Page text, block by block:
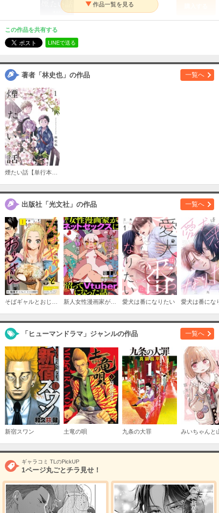
必要ポイント：
購入する
5
必要ポイント：
購入する
6
必要ポイント：200
購入する
7
必要ポイント：200
購入する
8
必要ポイント：150
購入する
9
必要ポイント：200
10
必要ポイント：200
購入する
この作品を共有する
LINEで送る
著者「林史也」の作品 一覧へ
煙たい話【単行本版】
出版社「光文社」の作品 一覧へ
そばギャルとおじさん 新人女性漫画家がネットセックスに沼ってVtuberになった話【分冊版】 愛犬は番になりたい
「ヒューマンドラマ」ジャンルの作品 一覧へ
新宿スワン 土竜の唄 九条の大罪
ギャラコミ TLのPickUP
1ページ丸ごとチラ見せ！